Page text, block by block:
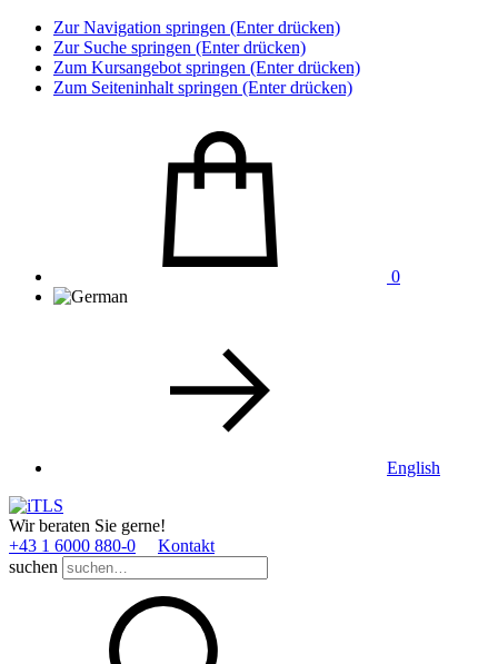
Zur Navigation springen (Enter drücken)
Zur Suche springen (Enter drücken)
Zum Kursangebot springen (Enter drücken)
Zum Seiteninhalt springen (Enter drücken)
0
English
Wir beraten Sie gerne!
+43 1 6000 880­-0
Kontakt
suchen